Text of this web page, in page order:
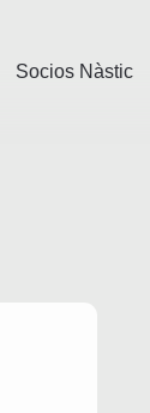
Socios Nàstic